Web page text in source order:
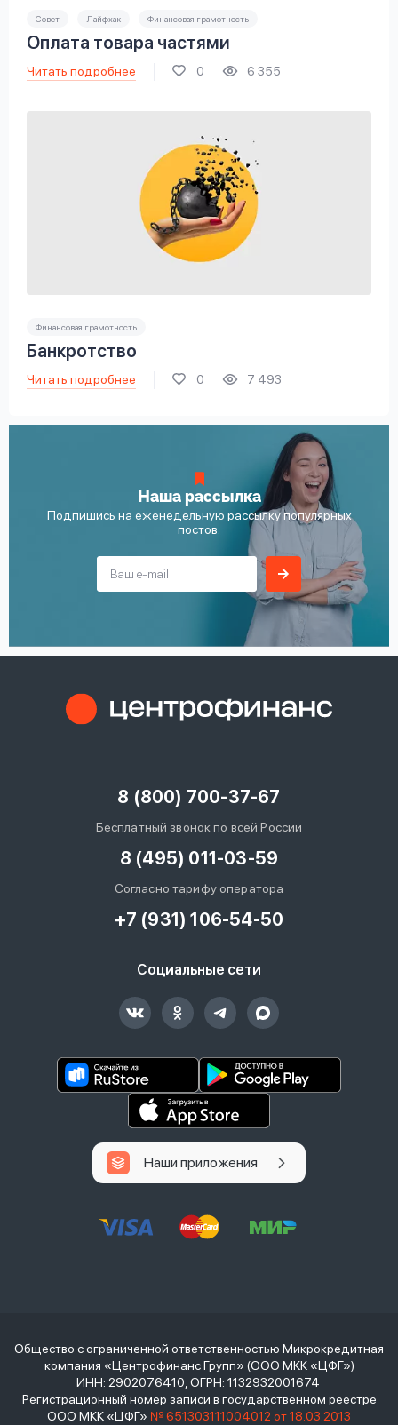
Совет Лайфхак Финансовая грамотность
Оплата товара частями
Читать подробнее 0 6 355
Финансовая грамотность
Банкротство
Читать подробнее 0 7 493
Наша рассылка
Подпишись на еженедельную рассылку популярных
постов:
8 (800) 700-37-67
Бесплатный звонок по всей России
8 (495) 011-03-59
Согласно тарифу оператора
+7 (931) 106-54-50
Социальные сети
Наши приложения
Общество с ограниченной ответственностью Микрокредитная
компания «Центрофинанс Групп» (ООО МКК «ЦФГ»)
ИНН: 2902076410, ОГРН: 1132932001674
Регистрационный номер записи в государственном реестре
ООО МКК «ЦФГ» № 651303111004012 от 18.03.2013